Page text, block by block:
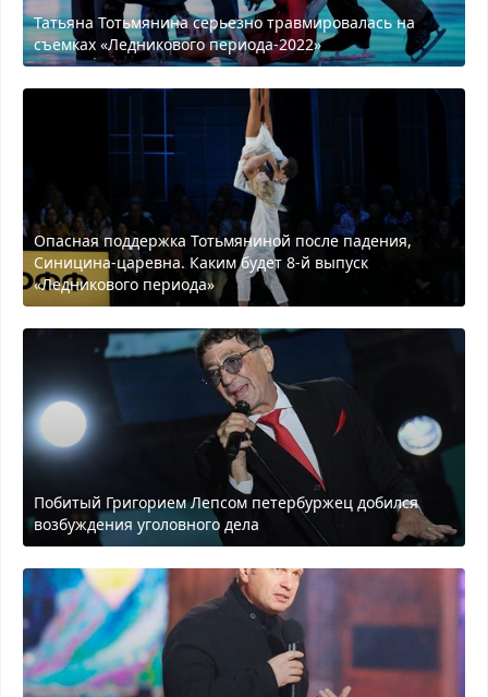
Татьяна Тотьмянина серьезно травмировалась на
съемках «Ледникового периода-2022»
Опасная поддержка Тотьмяниной после падения,
Синицина-царевна. Каким будет 8-й выпуск
«Ледникового периода»
Побитый Григорием Лепсом петербуржец добился
возбуждения уголовного дела